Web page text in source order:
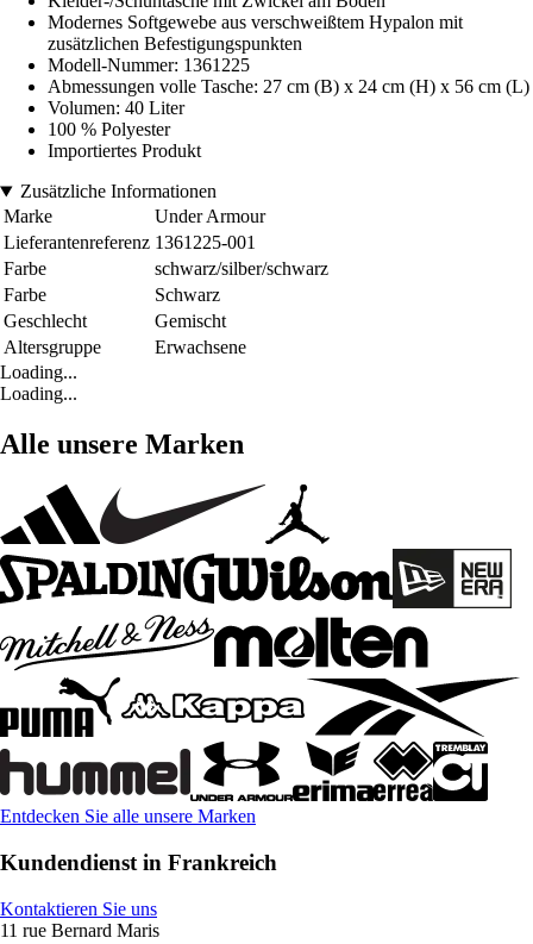
Modernes Softgewebe aus verschweißtem Hypalon mit
zusätzlichen Befestigungspunkten
Modell-Nummer: 1361225
Abmessungen volle Tasche: 27 cm (B) x 24 cm (H) x 56 cm (L)
Volumen: 40 Liter
100 % Polyester
Importiertes Produkt
Zusätzliche Informationen
Marke
Under Armour
Lieferantenreferenz 1361225-001
Farbe
schwarz/silber/schwarz
Farbe
Schwarz
Geschlecht
Gemischt
Altersgruppe
Erwachsene
Loading...
Loading...
Alle unsere Marken
Entdecken Sie alle unsere Marken
Kundendienst in Frankreich
Kontaktieren Sie uns
11 rue Bernard Maris